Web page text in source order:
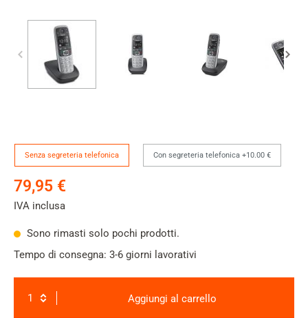
Version
Senza segreteria telefonica Con segreteria telefonica +10.00 €
79,95 €
IVA inclusa
Sono rimasti solo pochi prodotti.
Tempo di consegna: 3-6 giorni lavorativi
Aggiungi al carrello